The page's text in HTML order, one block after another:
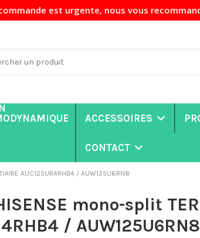
nous vous recommandons de
ACCESSOIRES
CONTACT
AUC125UR4RHB4 / AUW125U6RN8
mono-split
/ AUW125U6RN8